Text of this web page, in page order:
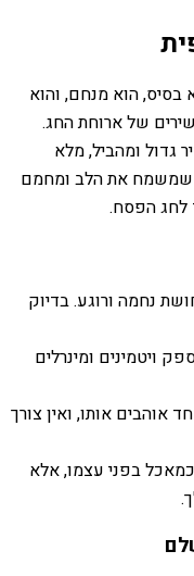
הוא מנחם, והוא
של ארוחת החג.
גדול ומהביל, מלא
שמשמח את הלב ומחמם
לחג הפסח.
נחמה ורוגע. בדיוק
ויטמינים ומינרלים
אוהבים אותו, ואין צורך
בפני עצמו, אלא